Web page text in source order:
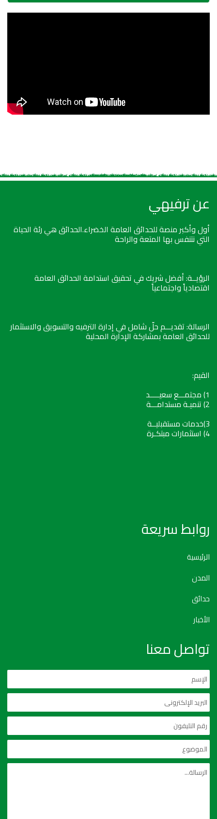
عن ترفيهي
أول وأكبر منصة للحدائق العامة الخضراء.الحدائق هي رئة الحياة
التي نتنفس بها المتعة والراحة
الرؤيــة: أفضل شريك في تحقيق استدامة الحدائق العامة
اقتصادياً واجتماعياً
الرسالة: تقديـــم حلّ شامل في إدارة الترفيه والتسويق والاستثمار
للحدائق العامة بمشاركة الإدارة المحلية
القيم:
1) مجتمـــع سعيـــــد
2) تنميـة مستدامـــة
3)خدمات مستقبليــة
4) استثمارات مبتكـرة
روابط سريعة
الرئيسية
المدن
حدائق
الأخبار
تواصل معنا